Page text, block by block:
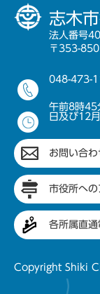
志木
法人番号
〒353-
048-473-
午前8時45
日及び12
お問い合
市役所への
各所属直
Copyright Shiki